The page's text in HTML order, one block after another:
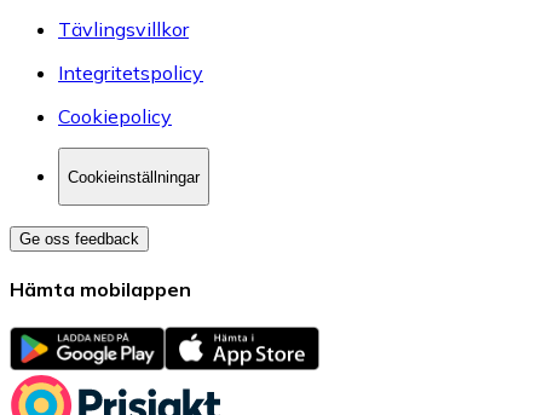
Tävlingsvillkor
Integritetspolicy
Cookiepolicy
Cookieinställningar
Ge oss feedback
Hämta mobilappen